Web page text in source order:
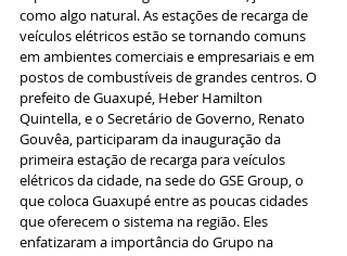
como algo natural. As estações de recarga de
veículos elétricos estão se tornando comuns
em ambientes comerciais e empresariais e em
postos de combustíveis de grandes centros. O
prefeito de Guaxupé, Heber Hamilton
Quintella, e o Secretário de Governo, Renato
Gouvêa, participaram da inauguração da
primeira estação de recarga para veículos
elétricos da cidade, na sede do GSE Group, o
que coloca Guaxupé entre as poucas cidades
que oferecem o sistema na região. Eles
enfatizaram a importância do Grupo na